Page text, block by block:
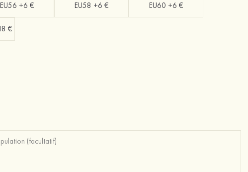
EU56 +6 € EU58 +6 € EU60 +6 €
€